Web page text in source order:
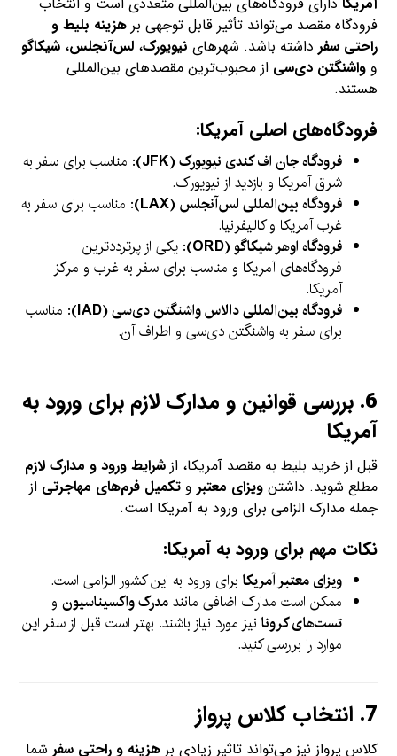
فرودگاه مقصد می‌تواند تأثیر قابل توجهی برهزینه بلیط و
راحتی سفر داشته باشد. شهرهای نیویورک،لس‌آنجلس،شیکاگو
وواشنگتن دی‌سی از محبوب‌ترین مقصدهای بین‌المللی
هستند.
فرودگاه‌های اصلی آمریکا:
فرودگاه جان اف کندی نیویورک (JFK)
: مناسب برای سفر به
شرق آمریکا و بازدید از نیویورک.
فرودگاه بین‌المللی لس‌آنجلس (LAX)
: مناسب برای سفر به
غرب آمریکا و کالیفرنیا.
فرودگاه اوهر شیکاگو (ORD)
: یکی از پرترددترین
فرودگاه‌های آمریکا و مناسب برای سفر به غرب و مرکز
آمریکا.
فرودگاه بین‌المللی دالاس واشنگتن دی‌سی (IAD)
: مناسب
برای سفر به واشنگتن دی‌سی و اطراف آن.
6. بررسی قوانین و مدارک لازم برای ورود به
آمریکا
قبل از خرید بلیط به مقصد آمریکا، ازشرایط ورود و مدارک لازم
مطلع شوید. داشتنویزای معتبر وتکمیل فرم‌های مهاجرتی از
جمله مدارک الزامی برای ورود به آمریکا است.
نکات مهم برای ورود به آمریکا:
ویزای معتبر آمریکا برای ورود به این کشور الزامی است.
ممکن است مدارک اضافی مانندمدرک واکسیناسیون و
تست‌های کرونا نیز مورد نیاز باشند. بهتر است قبل از سفر این
موارد را بررسی کنید.
7. انتخاب کلاس پرواز
کلاس پرواز نیز می‌تواند تاثیر زیادی برهزینه و راحتی سفر شما